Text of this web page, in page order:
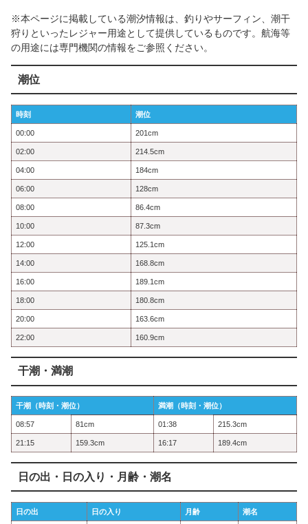
※本ページに掲載している潮汐情報は、釣りやサーフィン、潮干
狩りといったレジャー用途として提供しているものです。航海等
の用途には専門機関の情報をご参照ください。
潮位
時刻 潮位
00:00 201cm
02:00 214.5cm
04:00 184cm
06:00 128cm
08:00 86.4cm
10:00 87.3cm
12:00 125.1cm
14:00 168.8cm
16:00 189.1cm
18:00 180.8cm
20:00 163.6cm
22:00 160.9cm
干潮・満潮
干潮（時刻・潮位） 満潮（時刻・潮位）
08:57 81cm 01:38 215.3cm
21:15 159.3cm 16:17 189.4cm
日の出・日の入り・月齢・潮名
日の出 日の入り 月齢 潮名